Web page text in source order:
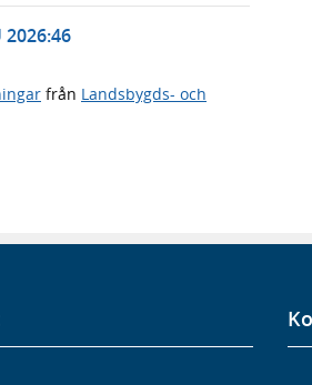
från Landsbygds- och